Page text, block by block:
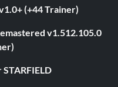
(+44 Trainer)
v1.512.105.0